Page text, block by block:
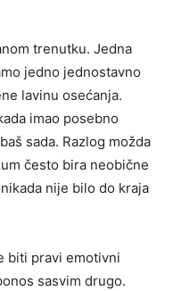
trenutku. Jedna
jedno jednostavno
lavinu osećanja.
imao posebno
sada. Razlog možda
često bira neobične
nije bilo do kraja
biti pravi emotivni
sasvim drugo.